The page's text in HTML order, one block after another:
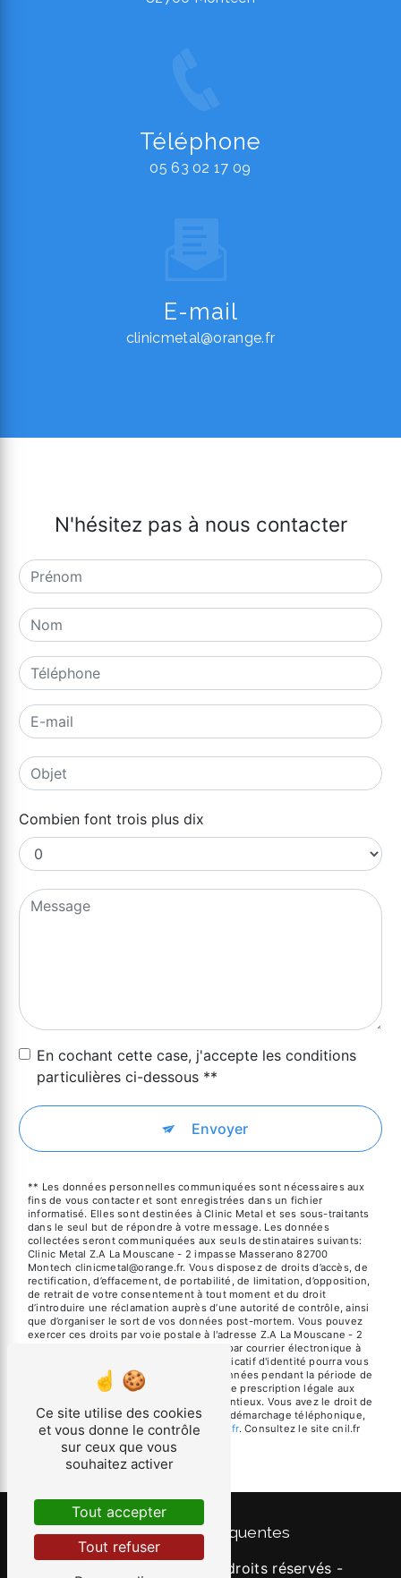
Téléphone
05 63 02 17 09
E-mail
clinicmetal@orange.fr
N'hésitez pas à nous contacter
Combien font trois plus dix
En cochant cette case, j'accepte les conditions
particulières ci-dessous **
Envoyer
** Les données personnelles communiquées sont nécessaires aux
fins de vous contacter et sont enregistrées dans un fichier
informatisé. Elles sont destinées à Clinic Metal et ses sous-traitants
dans le seul but de répondre à votre message. Les données
collectées seront communiquées aux seuls destinataires suivants:
Clinic Metal Z.A La Mouscane - 2 impasse Masserano 82700
Montech clinicmetal@orange.fr. Vous disposez de droits d’accès, de
rectification, d’effacement, de portabilité, de limitation, d’opposition,
de retrait de votre consentement à tout moment et du droit
d’introduire une réclamation auprès d’une autorité de contrôle, ainsi
que d’organiser le sort de vos données post-mortem. Vous pouvez
exercer ces droits par voie postale à l'adresse Z.A La Mouscane - 2
impasse Masserano 82700 Montech ou par courrier électronique à
l'adresse clinicmetal@orange.fr. Un justificatif d'identité pourra vous
être demandé. Nous conservons vos données pendant la période de
prise de contact puis pendant la durée de prescription légale aux
fins probatoires et de gestion des contentieux. Vous avez le droit de
vous inscrire sur la liste d'opposition au démarchage téléphonique,
disponible à cette adresse:Bloctel.gouv.fr. Consultez le site cnil.fr
pour plus d’informations sur vos droits.
Recherches fréquentes
- 2026 - Tous droits réservés -
Ce site utilise des cookies
et vous donne le contrôle
sur ceux que vous
souhaitez activer
Tout accepter
Tout refuser